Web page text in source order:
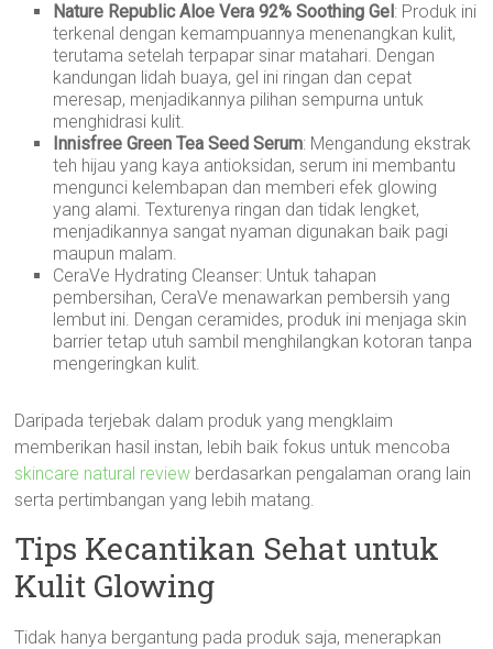
Nature Republic Aloe Vera 92% Soothing Gel: Produk ini
terkenal dengan kemampuannya menenangkan kulit,
terutama setelah terpapar sinar matahari. Dengan
kandungan lidah buaya, gel ini ringan dan cepat
meresap, menjadikannya pilihan sempurna untuk
menghidrasi kulit.
Innisfree Green Tea Seed Serum: Mengandung ekstrak
teh hijau yang kaya antioksidan, serum ini membantu
mengunci kelembapan dan memberi efek glowing
yang alami. Texturenya ringan dan tidak lengket,
menjadikannya sangat nyaman digunakan baik pagi
maupun malam.
CeraVe Hydrating Cleanser: Untuk tahapan
pembersihan, CeraVe menawarkan pembersih yang
lembut ini. Dengan ceramides, produk ini menjaga skin
barrier tetap utuh sambil menghilangkan kotoran tanpa
mengeringkan kulit.
Daripada terjebak dalam produk yang mengklaim
memberikan hasil instan, lebih baik fokus untuk mencoba
skincare natural review berdasarkan pengalaman orang lain
serta pertimbangan yang lebih matang.
Tips Kecantikan Sehat untuk
Kulit Glowing
Tidak hanya bergantung pada produk saja, menerapkan